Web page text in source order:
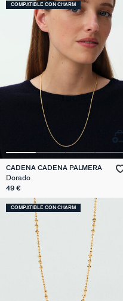
COMPATIBLE CON CHARM
CADENA CADENA PALMERA
Dorado
49 €
COMPATIBLE CON CHARM